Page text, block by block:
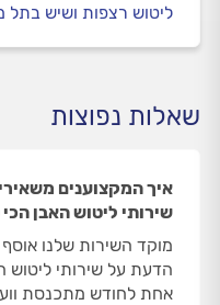
ליטוש רצפות ושיש בתל
שאלות נפוצות
איך המקצוענים
שירותי ליטוש האבן
מוקד השירות שלנו
הדעת על שירותי ליטוש
אחת לחודש מתכנסת